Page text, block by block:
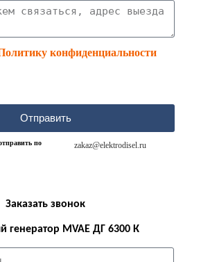
конфиденциальности
Отправить
по
zakaz@elektrodisel.ru
Заказать звонок
генератор MVAE ДГ 6300 К